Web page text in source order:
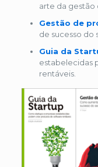
arte da gestão
Gestão de
de sucesso do
Guia da
estabelecidas
rentáveis.